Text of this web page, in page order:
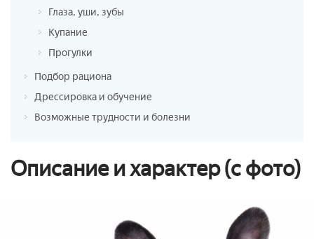
Глаза, уши, зубы
Купание
Прогулки
Подбор рациона
Дрессировка и обучение
Возможные трудности и болезни
Описание и характер (с фото)